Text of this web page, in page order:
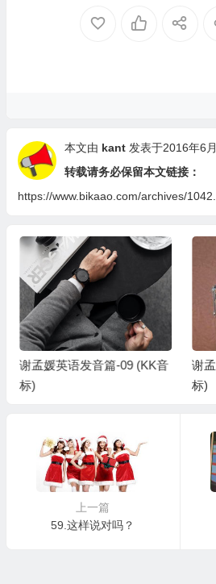
本文由 kant 发表于2016年6
转载请务必保留本文链接：
https://www.bikaao.com/archives/
谢孟媛英语发音篇-09 (KK音
标)
谢
标)
上一篇
59.这样说对吗？